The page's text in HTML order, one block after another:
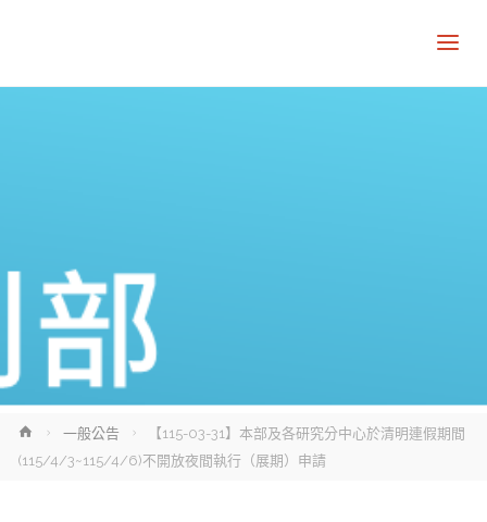
Home一般公告
【115-03-31】本部及各研究分中心於清明連假期間
(115/4/3~115/4/6)不開放夜間執行（展期）申請